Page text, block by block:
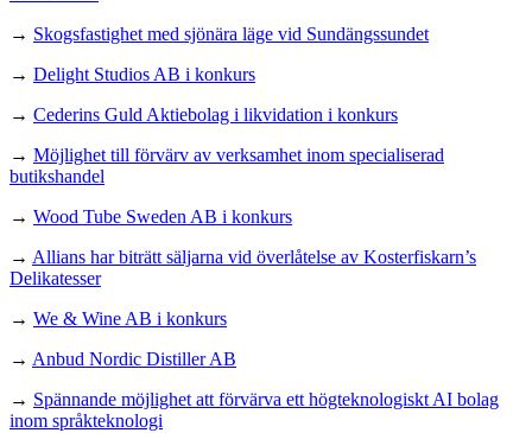
→ Skogsfastighet med sjönära läge vid Sundängssundet
→ Delight Studios AB i konkurs
→ Cederins Guld Aktiebolag i likvidation i konkurs
→ Möjlighet till förvärv av verksamhet inom specialiserad
butikshandel
→ Wood Tube Sweden AB i konkurs
→ Allians har biträtt säljarna vid överlåtelse av Kosterfiskarn’s
Delikatesser
→ We & Wine AB i konkurs
→ Anbud Nordic Distiller AB
→ Spännande möjlighet att förvärva ett högteknologiskt AI bolag
inom språkteknologi